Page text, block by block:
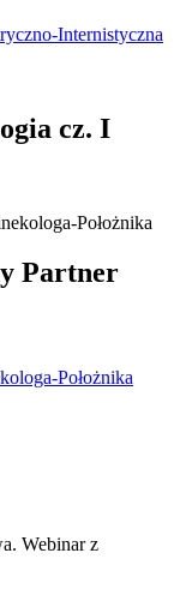
Internistyczna
cz. I
Partner
Położnika